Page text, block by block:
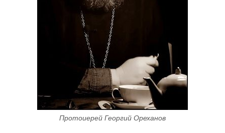
Протоиерей Георгий Ореханов